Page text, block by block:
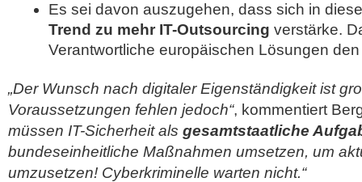
Es sei davon auszugehen, dass sich in
Trend zu mehr IT-Outsourcing verstärke.
Verantwortliche europäischen Lösungen
„Der Wunsch nach digitaler Eigenständigkeit ist
Voraussetzungen fehlen jedoch“, kommentiert
müssen IT-Sicherheit als gesamtstaatliche
bundeseinheitliche Maßnahmen umsetzen, um
umzusetzen! Cyberkriminelle warten nicht.“